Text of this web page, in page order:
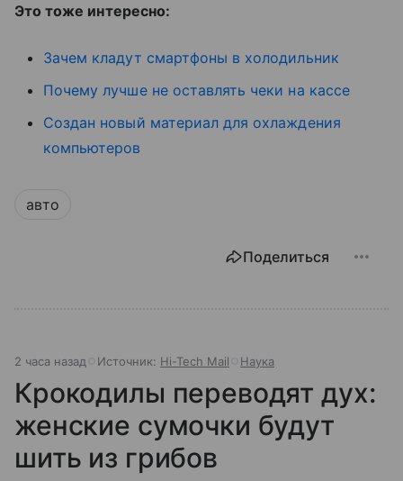
Это тоже интересно:
Зачем кладут смартфоны в холодильник
Почему лучше не оставлять чеки на кассе
Создан новый материал для охлаждения
компьютеров
авто
Поделиться
2 часа назад Источник: Hi-Tech Mail Наука
Крокодилы переводят дух:
женские сумочки будут
шить из грибов